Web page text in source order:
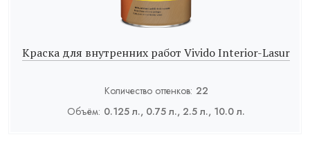
Краска для внутренних работ Vivido Interior-Lasur
Количество оттенков: 22
Объём: 0.125 л., 0.75 л., 2.5 л., 10.0 л.